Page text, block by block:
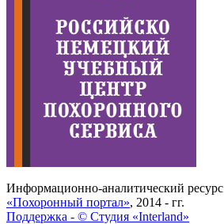
Информационно-аналитический ресурс
«Похоронный портал», 2014 - гг.
Поддержка - © Cтудия «Interland»